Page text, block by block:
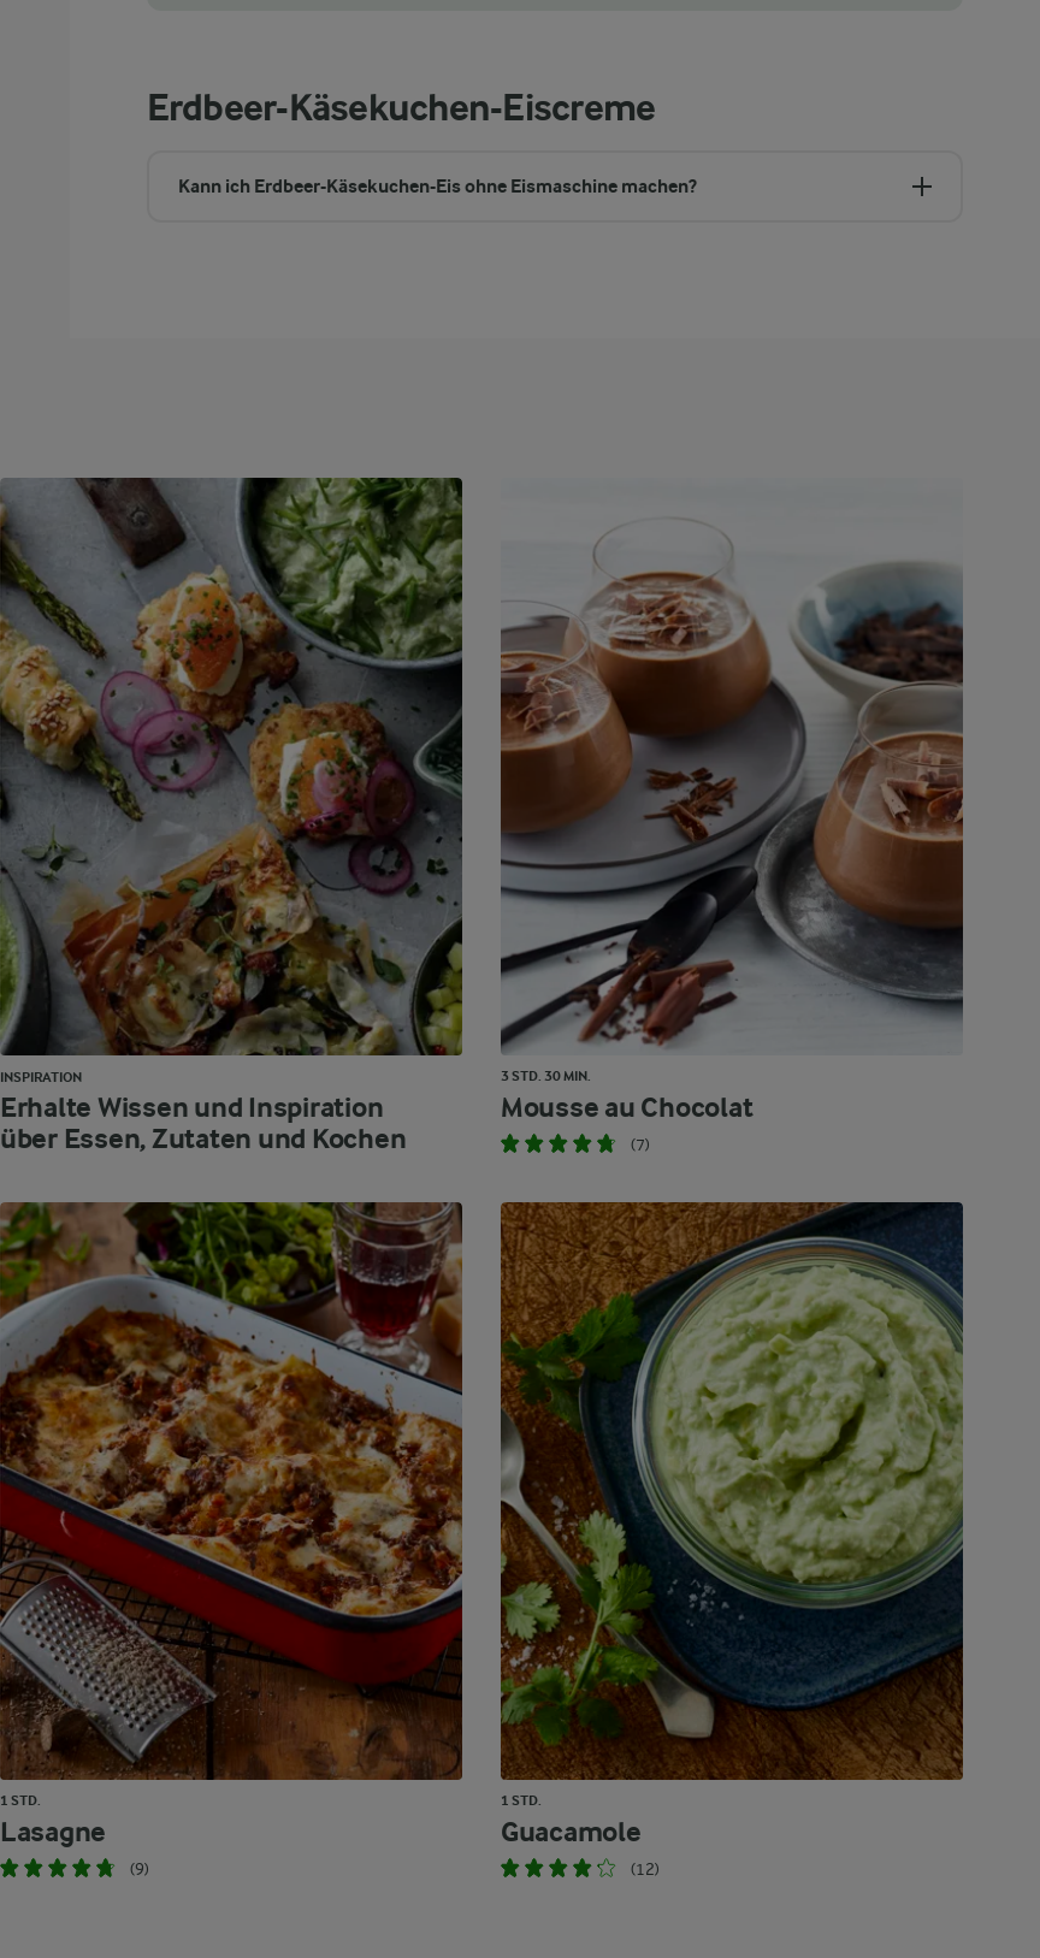
Erdbeer-Käsekuchen-Eiscreme
Kann ich Erdbeer-Käsekuchen-Eis ohne Eismaschine machen?
INSPIRATION
Erhalte Wissen und Inspiration
über Essen, Zutaten und Kochen
3 STD. 30 MIN.
Mousse au Chocolat
(7)
1 STD.
Lasagne
(9)
1 STD.
Guacamole
(12)